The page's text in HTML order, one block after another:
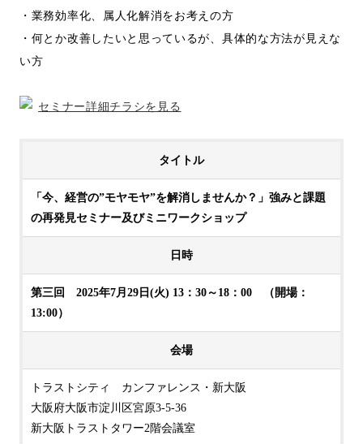
・業務効率化、属人化解消をお考えの方
・何とか改善したいと思っているが、具体的な方法が見えな
い方
セミナー詳細チラシを見る
タイトル
「今、経営の”モヤモヤ”を解消しませんか？」強みと課題
の再発見セミナー及びミニワークショップ
日時
第三回 2025年7月29日(火) 13：30～18：00 （開場：
13:00）
会場
トラストシティ カンファレンス・新大阪
大阪府大阪市淀川区宮原3-5-36
新大阪トラストタワー2階会議室